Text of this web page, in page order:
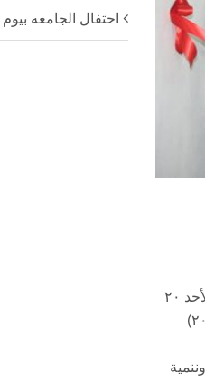
افتتحت الأستاذة الدكتورة أميرة يوسف عميد الكلية، و أ.د. حنان الشاعر وكيل الدراسات العليا صباح يوم الأحد ٢٠
احتفال الجامعه بيوم